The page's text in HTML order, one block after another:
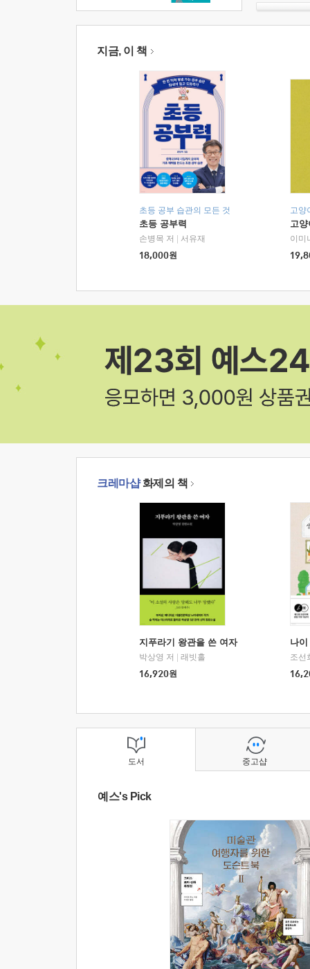
지금, 이 책
초등 공부 습관의 모든 것
초등 공부력
손병목 저
서유재
18,000원
고양
고
이미
크레마샵화제의 책
지푸라기 왕관을 쓴 여자
박상영 저
래빗홀
16,920원
나
조선
도서
예스's Pick
중고샵